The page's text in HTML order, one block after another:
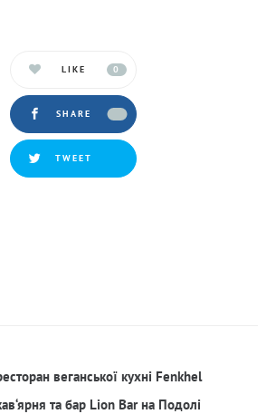
LIKE 0
SHARE
TWEET
веганської кухні Fenkhel
та бар Lion Bar на Подолі